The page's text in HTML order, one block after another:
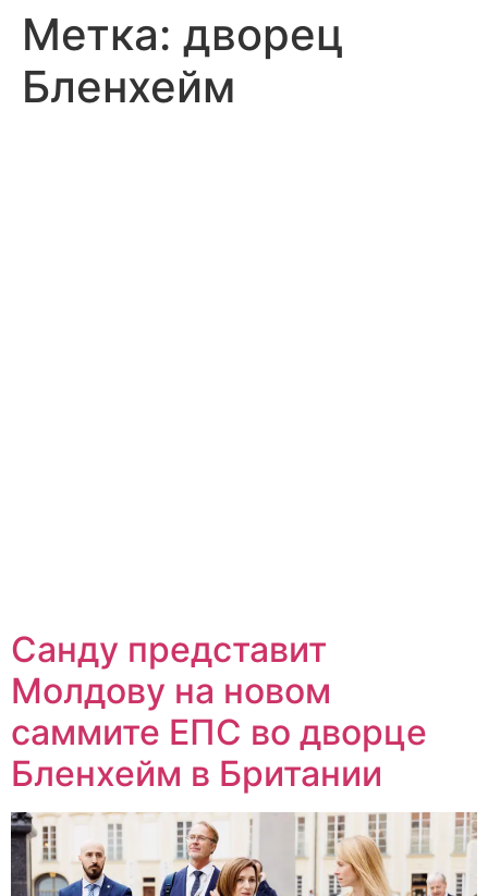
Метка: дворец
Бленхейм
Санду представит
Молдову на новом
саммите ЕПС во дворце
Бленхейм в Британии